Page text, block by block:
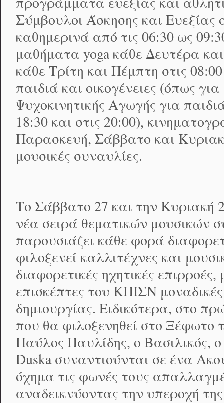
Σύμβουλοι Άσκησης και Ευεξίας
καθημερινά από τις 06:30 ως
μαθήματα yoga κάθε Δευτέρα
κάθε Τρίτη και Πέμπτη στις
παιδιά και οικογένειες (όπως
Ψυχοκινητικής Αγωγής για
18:30 και στις 20:00),
Παρασκευή, Σάββατο και
μουσικές συναυλίες.
Το Σάββατο 27 και την Κυριακή
νέα σειρά θεματικών μουσικών
παρουσιάζει κάθε φορά
φιλοξενεί καλλιτέχνες και
διαφορετικές ηχητικές
επισκέπτες του ΚΠΙΣΝ
δημιουργίας. Ειδικότερα, στο
που θα φιλοξενηθεί στο
Παύλος Παυλίδης, ο Βασιλικός,
Duska συναντιούνται σε ένα
όχημα τις φωνές τους
αναδεικνύοντας την υπεροχή